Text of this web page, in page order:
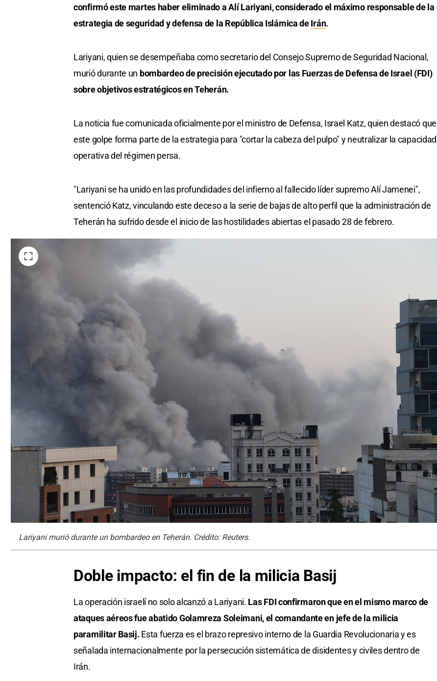
confirmó este martes haber eliminado a Alí Lariyani, considerado el máximo responsable de la
estrategia de seguridad y defensa de la República Islámica deIrán.
Lariyani, quien se desempeñaba como secretario del Consejo Supremo de Seguridad Nacional,
murió durante un bombardeo de precisión ejecutado por las Fuerzas de Defensa de Israel (FDI)
sobre objetivos estratégicos en Teherán.
La noticia fue comunicada oficialmente por el ministro de Defensa, Israel Katz, quien destacó que
este golpe forma parte de la estrategia para "cortar la cabeza del pulpo" y neutralizar la capacidad
operativa del régimen persa.
"Lariyani se ha unido en las profundidades del infierno al fallecido líder supremo Alí Jamenei",
sentenció Katz, vinculando este deceso a la serie de bajas de alto perfil que la administración de
Teherán ha sufrido desde el inicio de las hostilidades abiertas el pasado 28 de febrero.
Lariyani murió durante un bombardeo en Teherán. Crédito: Reuters.
Doble impacto: el fin de la milicia Basij
La operación israelí no solo alcanzó a Lariyani. Las FDI confirmaron que en el mismo marco de
ataques aéreos fue abatido Golamreza Soleimani, el comandante en jefe de la milicia
paramilitar Basij. Esta fuerza es el brazo represivo interno de la Guardia Revolucionaria y es
señalada internacionalmente por la persecución sistemática de disidentes y civiles dentro de
Irán.